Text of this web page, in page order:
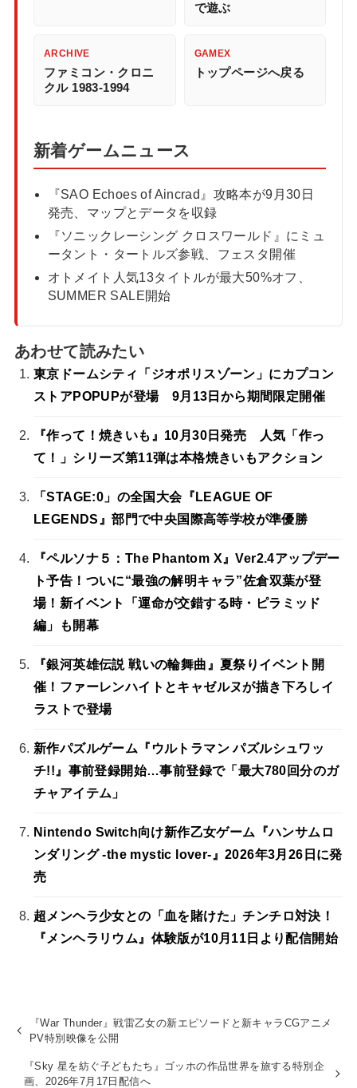
で遊ぶ
ARCHIVE
ファミコン・クロニ
クル 1983-1994
GAMEX
トップページへ戻る
新着ゲームニュース
『SAO Echoes of Aincrad』攻略本が9月30日
発売、マップとデータを収録
『ソニックレーシング クロスワールド』にミュ
ータント・タートルズ参戦、フェスタ開催
オトメイト人気13タイトルが最大50%オフ、
SUMMER SALE開始
あわせて読みたい
東京ドームシティ「ジオポリスゾーン」にカプコン
ストアPOPUPが登場 9月13日から期間限定開催
『作って！焼きいも』10月30日発売 人気「作っ
て！」シリーズ第11弾は本格焼きいもアクション
「STAGE:0」の全国大会『LEAGUE OF
LEGENDS』部門で中央国際高等学校が準優勝
『ペルソナ５：The Phantom X』Ver2.4アップデー
ト予告！ついに“最強の解明キャラ”佐倉双葉が登
場！新イベント「運命が交錯する時・ピラミッド
編」も開幕
『銀河英雄伝説 戦いの輪舞曲』夏祭りイベント開
催！ファーレンハイトとキャゼルヌが描き下ろしイ
ラストで登場
新作パズルゲーム『ウルトラマン パズルシュワッ
チ!!』事前登録開始…事前登録で「最大780回分のガ
チャアイテム」
Nintendo Switch向け新作乙女ゲーム『ハンサムロ
ンダリング -the mystic lover-』2026年3月26日に発
売
超メンヘラ少女との「血を賭けた」チンチロ対決！
『メンヘラリウム』体験版が10月11日より配信開始
『War Thunder』戦雷乙女の新エピソードと新キャラCGアニメ
PV特別映像を公開
『Sky 星を紡ぐ子どもたち』ゴッホの作品世界を旅する特別企
画、2026年7月17日配信へ